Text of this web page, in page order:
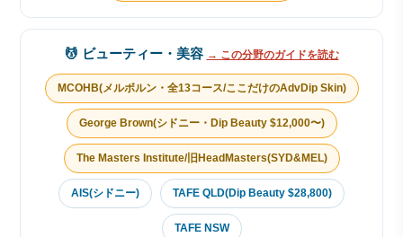
💆 ビューティー・美容 → この分野のガイドを読む
MCOHB(メルボルン・全13コース/ここだけのAdvDip Skin)
George Brown(シドニー・Dip Beauty $12,000〜)
The Masters Institute/旧HeadMasters(SYD&MEL)
AIS(シドニー) TAFE QLD(Dip Beauty $28,800)
TAFE NSW